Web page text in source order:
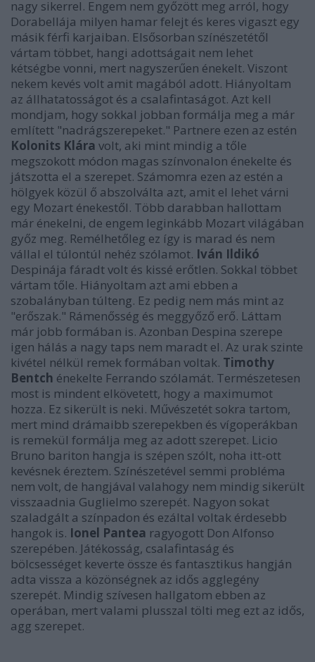
nagy sikerrel. Engem nem győzött meg arról, hogy
Dorabellája milyen hamar felejt és keres vigaszt egy
másik férfi karjaiban. Elsősorban színészetétől
vártam többet, hangi adottságait nem lehet
kétségbe vonni, mert nagyszerűen énekelt. Viszont
nekem kevés volt amit magából adott. Hiányoltam
az állhatatosságot és a csalafintaságot. Azt kell
mondjam, hogy sokkal jobban formálja meg a már
említett "nadrágszerepeket." Partnere ezen az estén
Kolonits Klára volt, aki mint mindig a tőle
megszokott módon magas színvonalon énekelte és
játszotta el a szerepet. Számomra ezen az estén a
hölgyek közül ő abszolválta azt, amit el lehet várni
egy Mozart énekestől. Több darabban hallottam
már énekelni, de engem leginkább Mozart világában
győz meg. Remélhetőleg ez így is marad és nem
vállal el túlontúl nehéz szólamot. Iván Ildikó
Despinája fáradt volt és kissé erőtlen. Sokkal többet
vártam tőle. Hiányoltam azt ami ebben a
szobalányban túlteng. Ez pedig nem más mint az
"erőszak." Rámenősség és meggyőző erő. Láttam
már jobb formában is. Azonban Despina szerepe
igen hálás a nagy taps nem maradt el. Az urak szinte
kivétel nélkül remek formában voltak. Timothy
Bentch énekelte Ferrando szólamát. Természetesen
most is mindent elkövetett, hogy a maximumot
hozza. Ez sikerült is neki. Művészetét sokra tartom,
mert mind drámaibb szerepekben és vígoperákban
is remekül formálja meg az adott szerepet. Licio
Bruno bariton hangja is szépen szólt, noha itt-ott
kevésnek éreztem. Színészetével semmi probléma
nem volt, de hangjával valahogy nem mindig sikerült
visszaadnia Guglielmo szerepét. Nagyon sokat
szaladgált a színpadon és ezáltal voltak érdesebb
hangok is. Ionel Pantea ragyogott Don Alfonso
szerepében. Játékosság, csalafintaság és
bölcsességet keverte össze és fantasztikus hangján
adta vissza a közönségnek az idős agglegény
szerepét. Mindig szívesen hallgatom ebben az
operában, mert valami plusszal tölti meg ezt az idős,
agg szerepet.